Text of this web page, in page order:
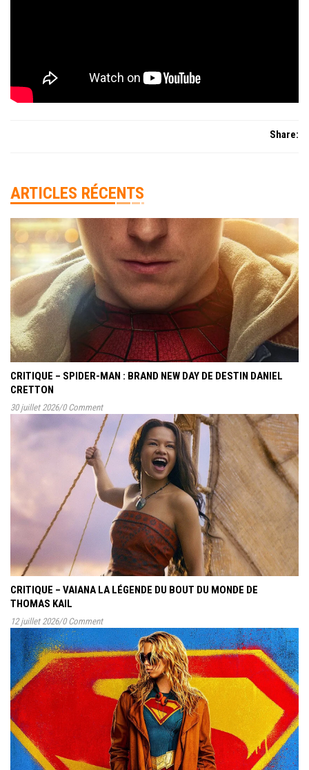
Share:
ARTICLES RÉCENTS
CRITIQUE – SPIDER-MAN : BRAND NEW DAY DE DESTIN DANIEL
CRETTON
30 juillet 2026/0 Comment
CRITIQUE – VAIANA LA LÉGENDE DU BOUT DU MONDE DE
THOMAS KAIL
12 juillet 2026/0 Comment